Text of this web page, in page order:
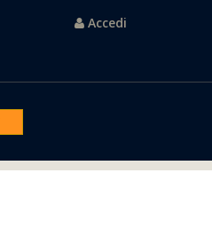
Accedi